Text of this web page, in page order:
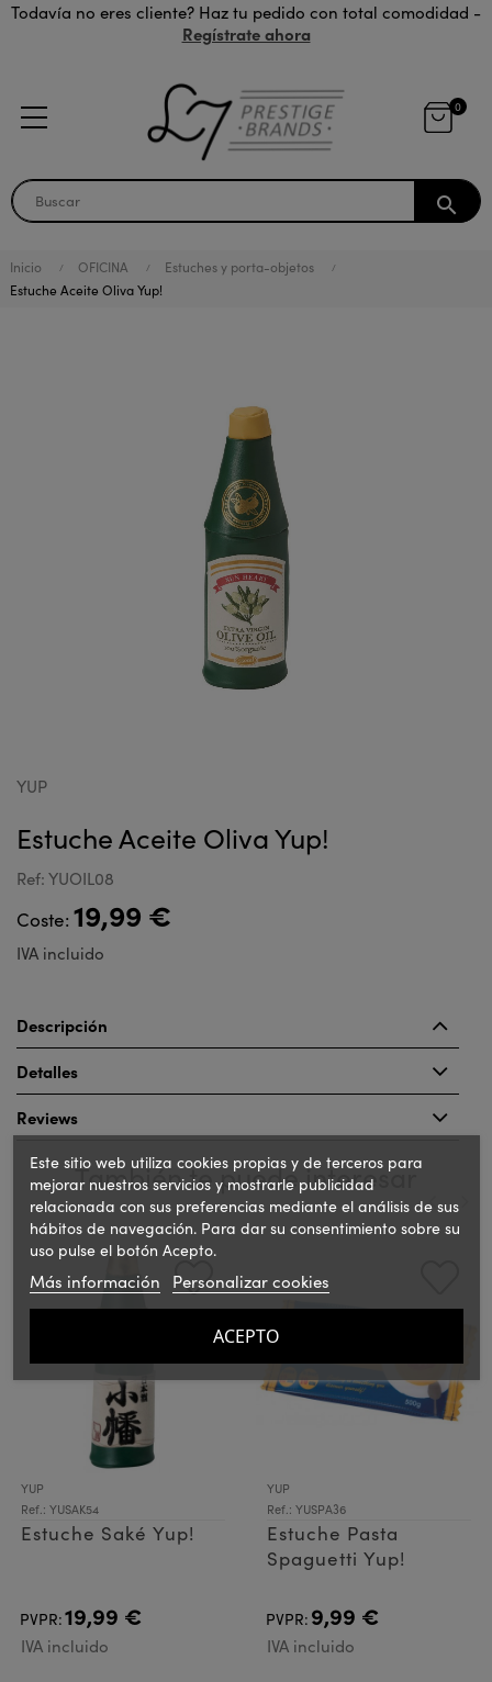
Todavía no eres cliente? Haz tu pedido con total comodidad -
Regístrate ahora
0
search
Inicio OFICINA
Estuches y porta-objetos
Estuche Aceite Oliva Yup!
YUP
Estuche Aceite Oliva Yup!
Ref: YUOIL08
Coste: 19,99 €
IVA incluido
Descripción
Detalles
Reviews
También te puede interesar
YUP
Ref.: YUSAK54
Estuche Saké Yup!
PVPR:19,99 €
IVA incluido
YUP
Ref.: YUSPA36
Estuche Pasta
Spaguetti Yup!
PVPR: 9,99 €
IVA incluido
Este sitio web utiliza cookies propias y de terceros para
mejorar nuestros servicios y mostrarle publicidad
relacionada con sus preferencias mediante el análisis de sus
hábitos de navegación. Para dar su consentimiento sobre su
uso pulse el botón Acepto.
Más información Personalizar cookies
ACEPTO